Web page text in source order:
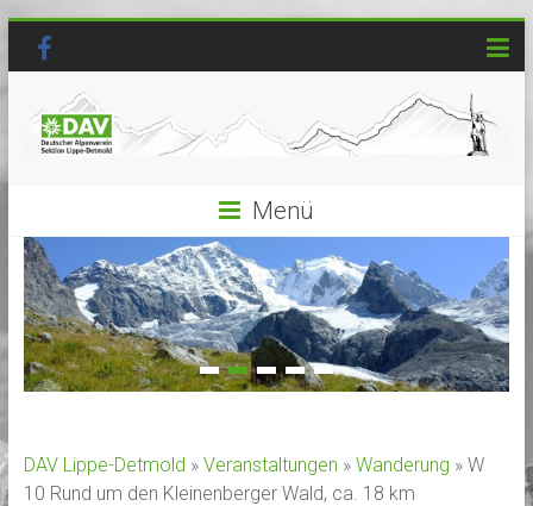
Menü
DAV Lippe-Detmold » Veranstaltungen » Wanderung » W
10 Rund um den Kleinenberger Wald, ca. 18 km